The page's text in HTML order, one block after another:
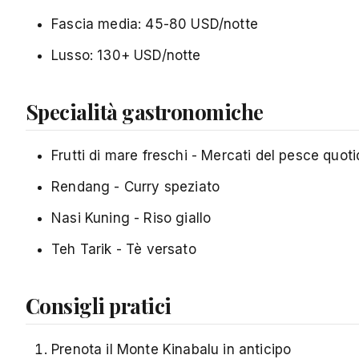
Fascia media: 45-80 USD/notte
Lusso: 130+ USD/notte
Specialità gastronomiche
Frutti di mare freschi - Mercati del pesce
Rendang - Curry speziato
Nasi Kuning - Riso giallo
Teh Tarik - Tè versato
Consigli pratici
Prenota il Monte Kinabalu in anticipo